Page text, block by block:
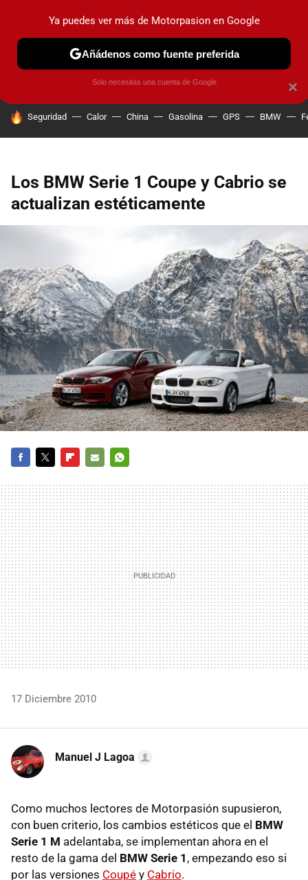
PRUEBAS COCHES ELÉCTRICOS OBSERVATORIO
HOY SE HABLA DE
Seguridad Calor China Gasolina GPS BMW
Los BMW Serie 1 Coupe y Cabrio se
actualizan estéticamente
MAIL
17 Diciembre 2010
Manuel J Lagoa
Como muchos lectores de Motorpasión supusieron,
con buen criterio, los cambios estéticos que el BMW
Serie 1 M adelantaba, se implementan ahora en el
resto de la gama del BMW Serie 1 , empezando eso si
por las versiones Coupé y Cabrio.
×
Ya puedes ver más de Motorpasion en Google
Añádenos como fuente preferida
Solo necesitas una cuenta de Google